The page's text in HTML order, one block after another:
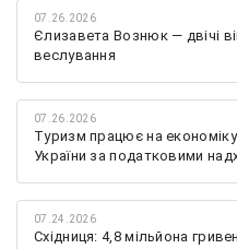
07.26.2026
Єлизавета Вознюк — двічі
веслування
07.26.2026
Туризм працює на
України за податковими
07.24.2026
Східниця: 4,8 мільйона